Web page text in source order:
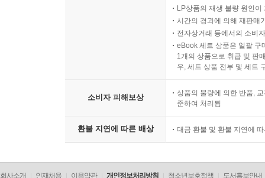
LP상품의 재생 불량 원인
시간의 경과에 의해 재판매
전자상거래 등에서의 소비
eBook 세트 상품은 일괄 구
1개의 상품으로 취급 및 판
우, 세트 상품 전부 및 세트
소비자 피해보상
상품의 불량에 의한 반품,
준하여 처리됨
환불 지연에 따른 배상 대금 환불 및 환불 지연에
회사소개 인재채용 이용약관 개인정보처리방침 청소년보호정책 도서홍보안내